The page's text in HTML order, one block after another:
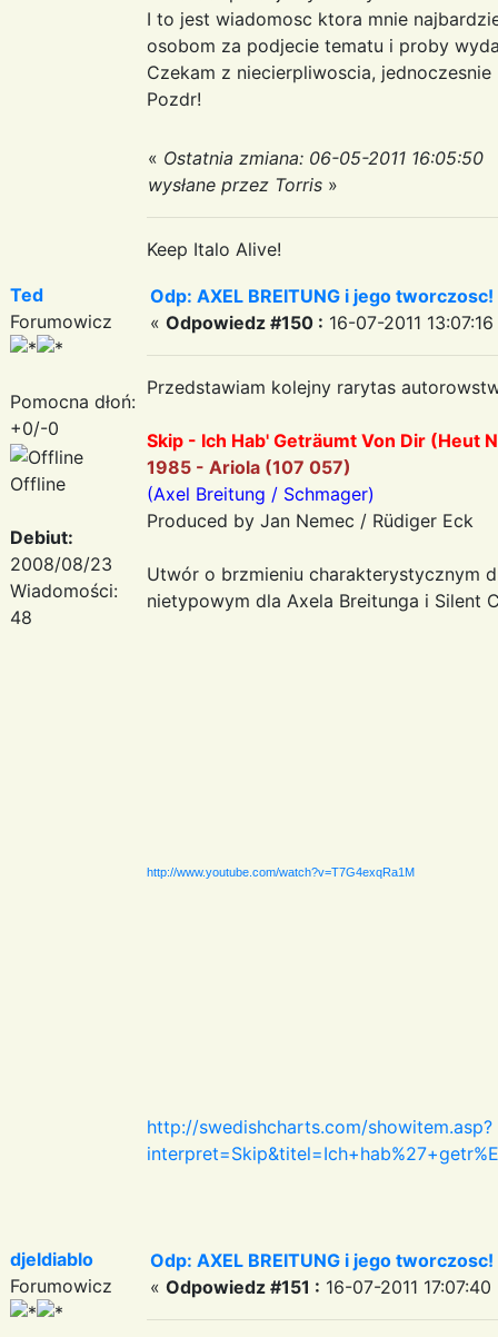
I to jest wiadomosc ktora mnie
osobom za podjecie tematu i proby
Czekam z niecierpliwoscia,
Pozdr!
« Ostatnia zmiana: 06-05-2011 16:05:50
wysłane przez Torris »
Keep Italo Alive!
Ted
Forumowicz
Pomocna dłoń:
+0/-0
Offline
Debiut:
2008/08/23
Wiadomości:
48
Odp: AXEL BREITUNG i jego
« Odpowiedz #150 : 16-07-2011
Przedstawiam kolejny rarytas
Skip - Ich Hab' Geträumt Von Dir (Heut
1985 - Ariola (107 057)
(Axel Breitung / Schmager)
Produced by Jan Nemec / Rüdiger Eck
Utwór o brzmieniu charakterystycznym
nietypowym dla Axela Breitunga i Silent
http://www.youtube.com/watch?v=T7G4exqRa1M
http://swedishcharts.com/showitem.asp?
djeldiablo
Forumowicz
Odp: AXEL BREITUNG i jego
« Odpowiedz #151 : 16-07-2011 17:07:40